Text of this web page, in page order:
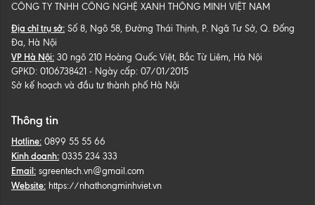
CÔNG TY TNHH CÔNG NGHỆ XANH THÔNG MINH VIỆT NAM
Địa chỉ trụ sở: Số 8, Ngõ 58, Đường Thái Thịnh, P. Ngã Tư Sở, Q. Đống
Đa, Hà Nội
VP Hà Nội: 30 ngõ 210 Hoàng Quốc Việt, Bắc Từ Liêm, Hà Nội
GPKD: 0106738421 - Ngày cấp: 07/01/2015
Sở kế hoạch và đầu tư thành phố Hà Nội
Thông tin
Hotline: 0899 55 55 66
Kinh doanh: 0335 234 333
Email: sgreentech.vn@gmail.com
Website: https://nhathongminhviet.vn